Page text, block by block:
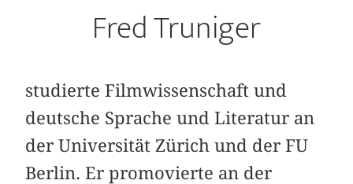
Fred Truniger
studierte Filmwissenschaft und
deutsche Sprache und Literatur an
der Universität Zürich und der FU
Berlin. Er promovierte an der